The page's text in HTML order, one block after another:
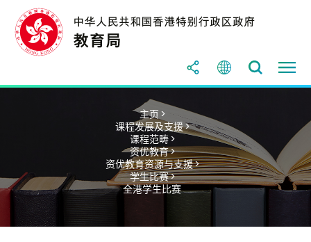
主页 >
课程发展及支援 >
课程范畴 >
资优教育 >
资优教育资源与支援 >
学生比赛 >
全港学生比赛